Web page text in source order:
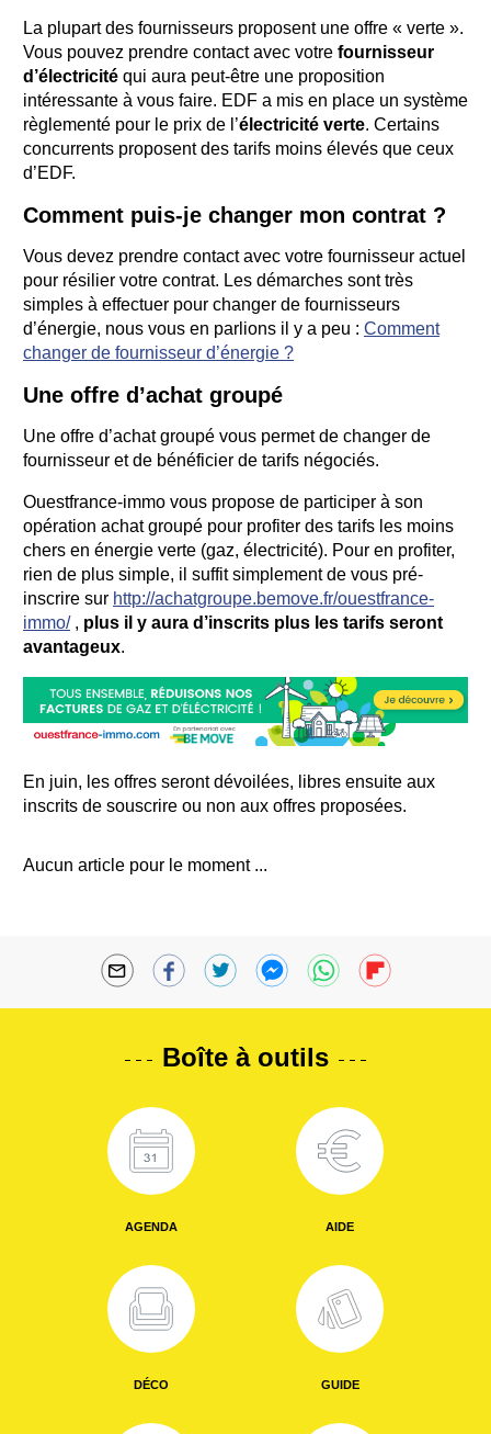
La plupart des fournisseurs proposent une offre « verte ».
Vous pouvez prendre contact avec votre fournisseur
d’électricité qui aura peut-être une proposition
intéressante à vous faire. EDF a mis en place un système
règlementé pour le prix de l’électricité verte. Certains
concurrents proposent des tarifs moins élevés que ceux
d’EDF.
Comment puis-je changer mon contrat ?
Vous devez prendre contact avec votre fournisseur actuel
pour résilier votre contrat. Les démarches sont très
simples à effectuer pour changer de fournisseurs
d’énergie, nous vous en parlions il y a peu : Comment
changer de fournisseur d’énergie ?
Une offre d’achat groupé
Une offre d’achat groupé vous permet de changer de
fournisseur et de bénéficier de tarifs négociés.
Ouestfrance-immo vous propose de participer à son
opération achat groupé pour profiter des tarifs les moins
chers en énergie verte (gaz, électricité). Pour en profiter,
rien de plus simple, il suffit simplement de vous pré-
inscrire sur http://achatgroupe.bemove.fr/ouestfrance-
immo/, plus il y aura d’inscrits plus les tarifs seront
avantageux.
En juin, les offres seront dévoilées, libres ensuite aux
inscrits de souscrire ou non aux offres proposées.
Aucun article pour le moment ...
Boîte à outils
AGENDA AIDE
DÉCO GUIDE